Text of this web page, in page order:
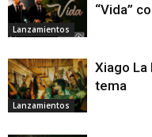
Lanzamientos
“Vida”
Lanzamientos
Xiago La
tema